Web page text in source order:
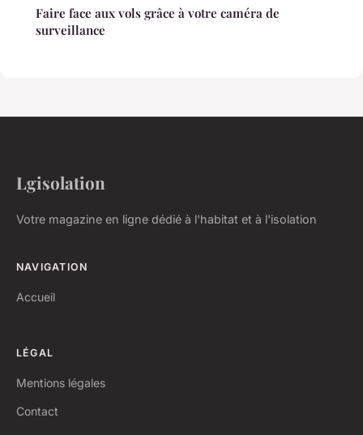
Faire face aux vols grâce à votre caméra de
surveillance
Lgisolation
Votre magazine en ligne dédié à l'habitat et à l'isolation
NAVIGATION
Accueil
LÉGAL
Mentions légales
Contact